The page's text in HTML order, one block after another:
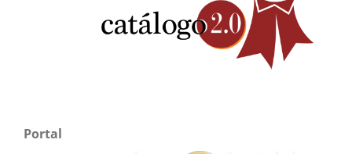
Portal